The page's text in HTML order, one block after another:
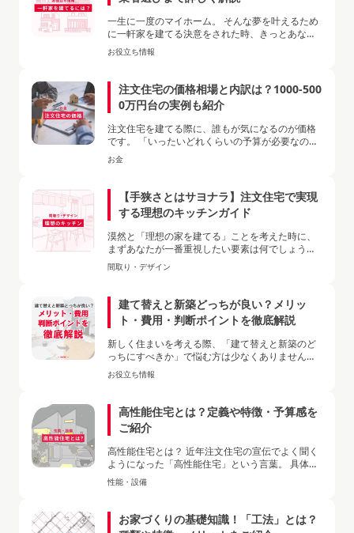
一生に一度のマイホーム。 そんな夢を叶えるため
に一軒家を建てる決意をされた時、きっとあなた
は心躍らせていることでしょう。 しかし、いざ一
軒家を建てようと思っても…
お役立ち情報
注文住宅の価格相場と内訳は？1000-500
0万円台の実例も紹介
注文住宅を建てる際に、誰もが気になるのが価格
です。 「いったいどれくらいの予算が必要なのだ
ろう？」「自分の理想の家を実現するには、どの
くらいの資金が必要になるの…
お金
【手狭さとはサヨナラ】注文住宅で実現
する理想のキッチンガイド
漠然と「理想の家を建てる」ことを考えた時に、
まずあなたが一番重視したい要素は何でしょう
か？ある程度家事をする方であれば、まず頭に浮
かぶのが『キッチン』になるかも…
間取り・デザイン
建て替えと新築どっちが良い？メリッ
ト・費用・判断ポイントを徹底解説
新しく住まいを考える際、「建て替えと新築のど
っちにすべきか」で悩む方は少なくありません。
建て替えは今の土地を活かしながら家を新しくで
きる一方で、新築は理想の場所…
お役立ち情報
高性能住宅とは？定義や特徴・予算感を
ご紹介
高性能住宅とは？ 近年注文住宅の宣伝でよく聞く
ようになった「高性能住宅」という言葉。 具体的
に何を指すか曖昧な段階でも、同じ家づくりをす
るなら「普通の住宅」より…
性能・設備
お家づくりの基礎知識！「工法」とは？